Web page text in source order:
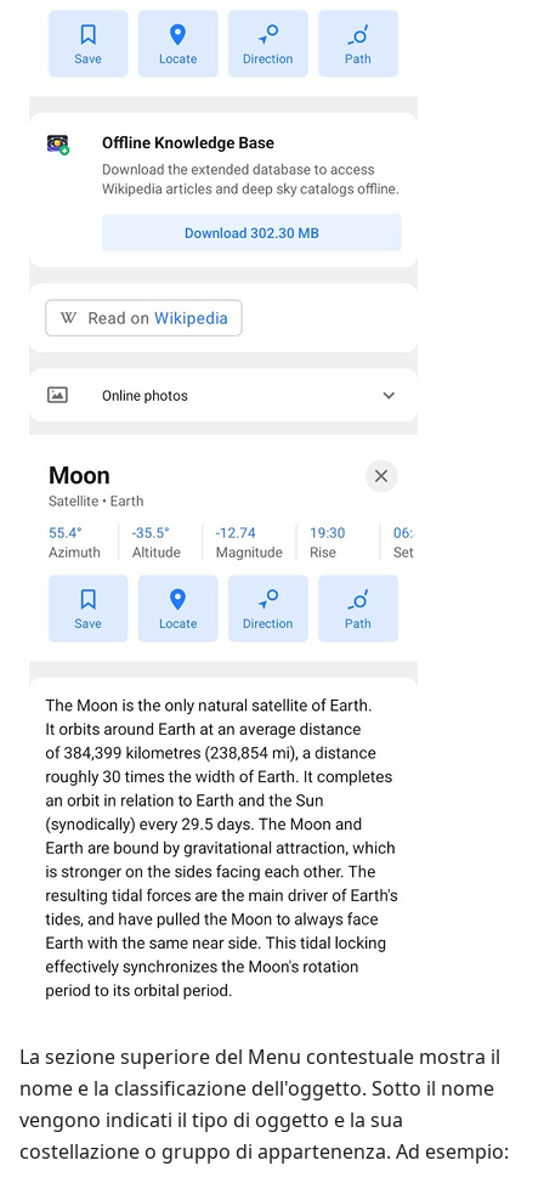
La sezione superiore del Menu contestuale mostra il
nome e la classificazione dell'oggetto. Sotto il nome
vengono indicati il tipo di oggetto e la sua
costellazione o gruppo di appartenenza. Ad esempio: